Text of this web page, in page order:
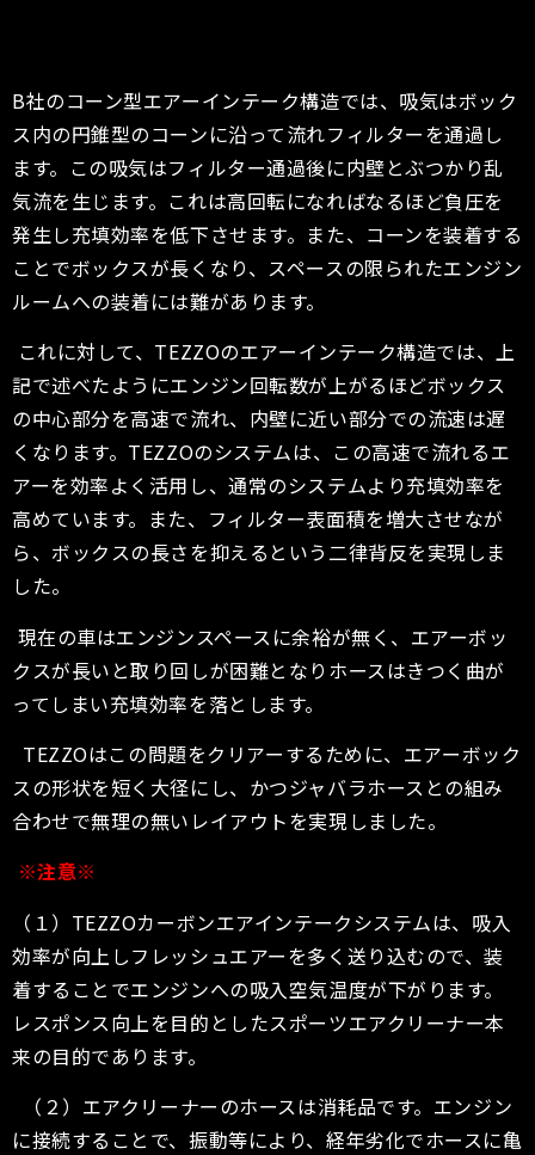
B社のコーン型エアーインテーク構造では、吸気はボック
ス内の円錐型のコーンに沿って流れフィルターを通過し
ます。この吸気はフィルター通過後に内壁とぶつかり乱
気流を生じます。これは高回転になればなるほど負圧を
発生し充填効率を低下させます。また、コーンを装着する
ことでボックスが長くなり、スペースの限られたエンジン
ルームへの装着には難があります。
これに対して、TEZZOのエアーインテーク構造では、上
記で述べたようにエンジン回転数が上がるほどボックス
の中心部分を高速で流れ、内壁に近い部分での流速は遅
くなります。TEZZOのシステムは、この高速で流れるエ
アーを効率よく活用し、通常のシステムより充填効率を
高めています。また、フィルター表面積を増大させなが
ら、ボックスの長さを抑えるという二律背反を実現しま
した。
現在の車はエンジンスペースに余裕が無く、エアーボッ
クスが長いと取り回しが困難となりホースはきつく曲が
ってしまい充填効率を落とします。
TEZZOはこの問題をクリアーするために、エアーボック
スの形状を短く大径にし、かつジャバラホースとの組み
合わせで無理の無いレイアウトを実現しました。
※注意※
（１）TEZZOカーボンエアインテークシステムは、吸入
効率が向上しフレッシュエアーを多く送り込むので、装
着することでエンジンへの吸入空気温度が下がります。
レスポンス向上を目的としたスポーツエアクリーナー本
来の目的であります。
（２）エアクリーナーのホースは消耗品です。エンジン
に接続することで、振動等により、経年劣化でホースに亀